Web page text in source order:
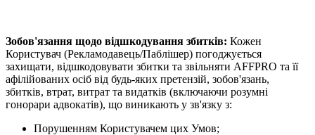
Зобов'язання щодо відшкодування збитків: Кожен
Користувач (Рекламодавець/Паблішер) погоджується
захищати, відшкодовувати збитки та звільняти AFFPRO та її
афілійованих осіб від будь-яких претензій, зобов'язань,
збитків, втрат, витрат та видатків (включаючи розумні
гонорари адвокатів), що виникають у зв'язку з:
Порушенням Користувачем цих Умов;